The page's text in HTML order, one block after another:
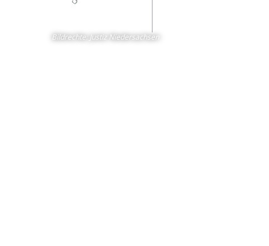
Bildrechte Justiz Niedersachsen